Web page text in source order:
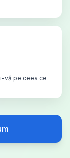
vă pe ceea ce